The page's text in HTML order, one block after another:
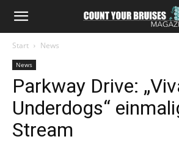
Start News
News
Parkway Drive:
Underdogs“
Stream